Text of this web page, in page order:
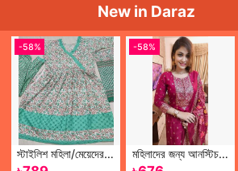
New in Daraz
-58%
স্টাইলিশ মহিলা/মেয়েদের জন্য লিনেন ফ্যাশনেবল সেলাই করা গাউন ডিজাইন করা লম্বা সালোয়ার কামিজ (তিন পিস)-মেয়েদের জন্য পোশাক-3 পিস পোশাক
-58%
মহিলাদের জন্য আনস্টিচড সুতির স্ক্রিন প্রিন্টেড সালোয়ার কামিজ 3 পিস পোশাক